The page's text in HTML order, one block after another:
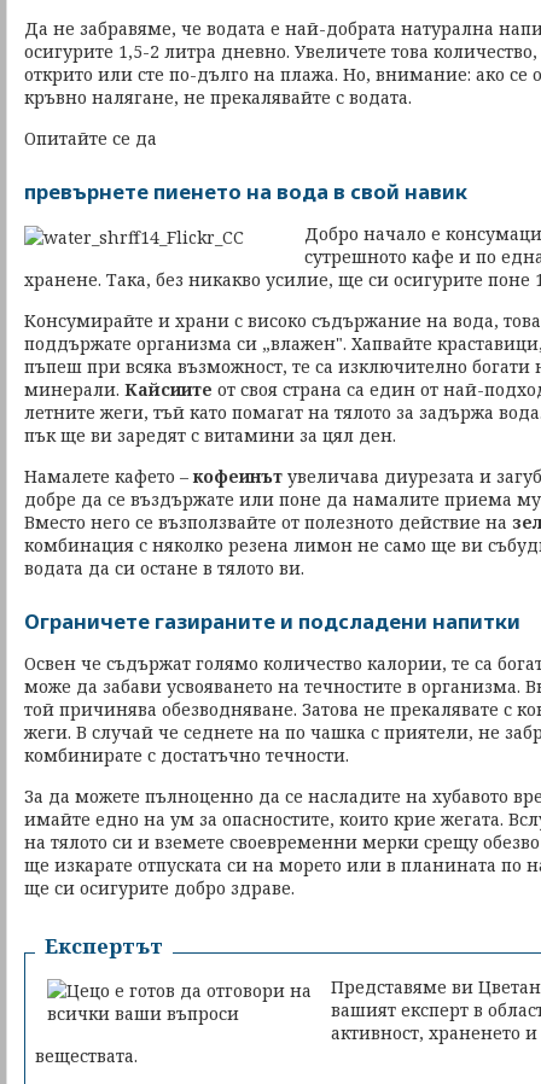
Да не забравяме, че водата е най-добрата натурална
осигурите 1,5-2 литра дневно. Увеличете това
открито или сте по-дълго на плажа. Но, внимание: ако се
кръвно налягане, не прекалявайте с водата.
Опитайте се да
превърнете пиенето на вода в свой навик
Добро начало е
сутрешното кафе и по
хранене. Така, без никакво усилие, ще си осигурите поне
Консумирайте и храни с високо съдържание на вода,
поддържате организма си „влажен". Хапвайте
пъпеш при всяка възможност, те са изключително
минерали. Кайсиите от своя страна са един от най-
летните жеги, тъй като помагат на тялото за задържа
пък ще ви заредят с витамини за цял ден.
Намалете кафето –кофеинът увеличава диурезата и
добре да се въздържате или поне да намалите приема
Вместо него се възползвайте от полезното действие на
комбинация с няколко резена лимон не само ще ви
водата да си остане в тялото ви.
Ограничете газираните и подсладени напитки
Освен че съдържат голямо количество калории, те са
може да забави усвояването на течностите в организма.
той причинява обезводняване. Затова не прекалявате с
жеги. В случай че седнете на по чашка с приятели, не
комбинирате с достатъчно течности.
За да можете пълноценно да се насладите на хубавото
имайте едно на ум за опасностите, които крие жегата.
на тялото си и вземете своевременни мерки срещу
ще изкарате отпуската си на морето или в планината
ще си осигурите добро здраве.
Експертът
Представяме ви
вашият експерт в
активност, храненето
веществата.